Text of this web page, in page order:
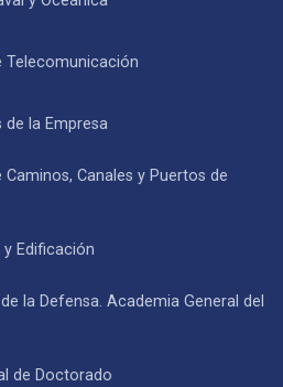
Telecomunicación
de la Empresa
Caminos, Canales y Puertos de
Edificación
la Defensa. Academia General del
de Doctorado